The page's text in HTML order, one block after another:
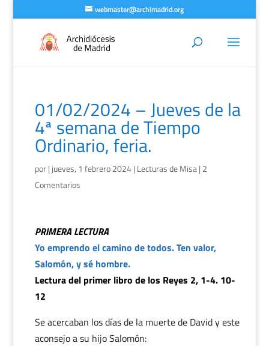
webmaster@archimadrid.org
01/02/2024 – Jueves de la
4ª semana de Tiempo
Ordinario, feria.
por| jueves, 1 febrero 2024| Lecturas de Misa| 2
Comentarios
PRIMERA LECTURA
Yo emprendo el camino de todos. Ten valor,
Salomón, y sé hombre.
Lectura del primer libro de los Reyes 2, 1-4. 10-
12
Se acercaban los días de la muerte de David y este
aconsejo a su hijo Salomón: